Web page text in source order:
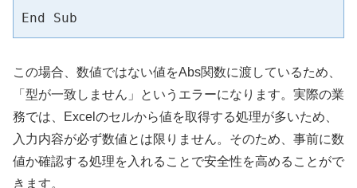
End Sub
この場合、数値ではない値をAbs関数に渡しているため、
「型が一致しません」というエラーになります。実際の業
務では、Excelのセルから値を取得する処理が多いため、
入力内容が必ず数値とは限りません。そのため、事前に数
値か確認する処理を入れることで安全性を高めることがで
きます。